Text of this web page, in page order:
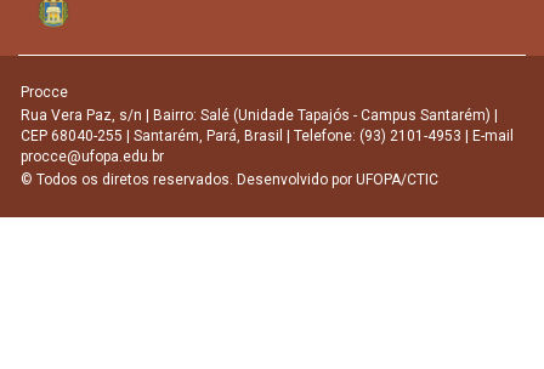
Procce
Rua Vera Paz, s/n | Bairro: Salé (Unidade Tapajós - Campus Santarém) |
CEP 68040-255 | Santarém, Pará, Brasil | Telefone: (93) 2101-4953 | E-mail
procce@ufopa.edu.br
© Todos os diretos reservados. Desenvolvido por UFOPA/CTIC